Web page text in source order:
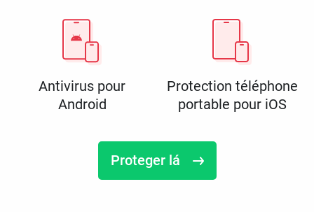
Antivirus pour
Android
Protection téléphone
portable pour iOS
Proteger lá